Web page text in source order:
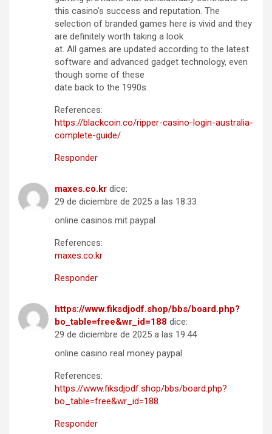
this casino’s success and reputation. The
selection of branded games here is vivid and they
are definitely worth taking a look
at. All games are updated according to the latest
software and advanced gadget technology, even
though some of these
date back to the 1990s.
References:
https://blackcoin.co/ripper-casino-login-australia-
complete-guide/
Responder
maxes.co.kr dice:
29 de diciembre de 2025 a las 18:33
online casinos mit paypal
References:
maxes.co.kr
Responder
https://www.fiksdjodf.shop/bbs/board.php?
bo_table=free&wr_id=188 dice:
29 de diciembre de 2025 a las 19:44
online casino real money paypal
References:
https://www.fiksdjodf.shop/bbs/board.php?
bo_table=free&wr_id=188
Responder